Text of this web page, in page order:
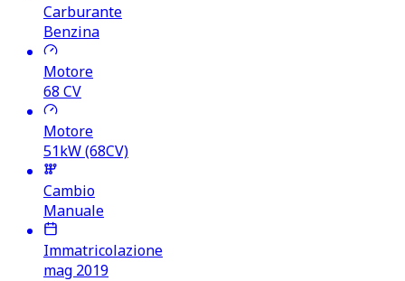
Carburante
Benzina
Motore
68 CV
Motore
51kW (68CV)
Cambio
Manuale
Immatricolazione
mag 2019